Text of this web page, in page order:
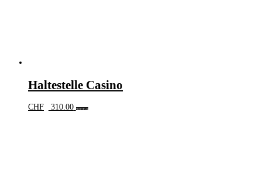
Haltestelle Casino
CHF 310.00 Weiterlesen